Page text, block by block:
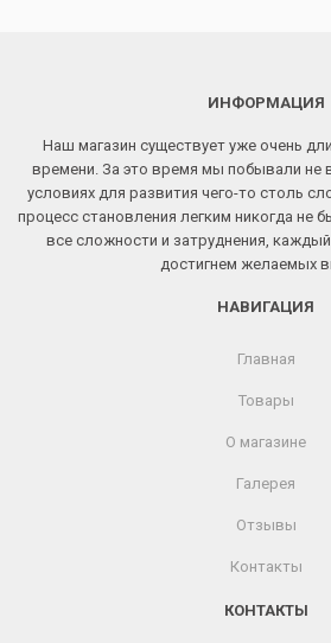
ИНФОРМАЦИЯ
Наш магазин существует уже очень
времени. За это время мы побывали не
условиях для развития чего-то столь
процесс становления легким никогда не
все сложности и затруднения,
достигнем желаемых
НАВИГАЦИЯ
Главная
Товары
О магазине
Галерея
Отзывы
Контакты
КОНТАКТЫ